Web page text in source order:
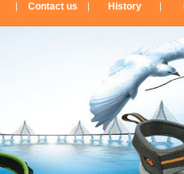
Contact us History